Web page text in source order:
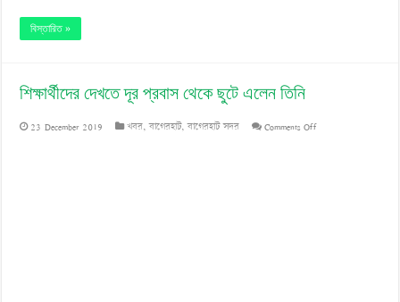
বিস্তারিত »
শিক্ষার্থীদের দেখতে দূর প্রবাস থেকে ছুটে এলেন তিনি
23 December 2019 খবর,বাগেরহাট,বাগেরহাট সদর Comments Offon